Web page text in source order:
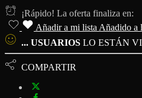
¡Rápido! La oferta finaliza en:
Añadir a mi lista Añadido a
... USUARIOS LO ESTÁN
COMPARTIR